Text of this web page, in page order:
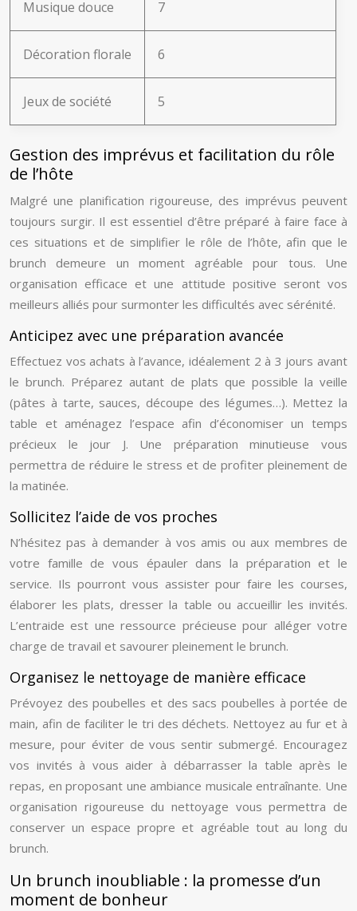
Musique douce 7
Décoration florale 6
Jeux de société 5
Gestion des imprévus et facilitation du rôle
de l’hôte
Malgré une planification rigoureuse, des imprévus peuvent
toujours surgir. Il est essentiel d’être préparé à faire face à
ces situations et de simplifier le rôle de l’hôte, afin que le
brunch demeure un moment agréable pour tous. Une
organisation efficace et une attitude positive seront vos
meilleurs alliés pour surmonter les difficultés avec sérénité.
Anticipez avec une préparation avancée
Effectuez vos achats à l’avance, idéalement 2 à 3 jours avant
le brunch. Préparez autant de plats que possible la veille
(pâtes à tarte, sauces, découpe des légumes…). Mettez la
table et aménagez l’espace afin d’économiser un temps
précieux le jour J. Une préparation minutieuse vous
permettra de réduire le stress et de profiter pleinement de
la matinée.
Sollicitez l’aide de vos proches
N’hésitez pas à demander à vos amis ou aux membres de
votre famille de vous épauler dans la préparation et le
service. Ils pourront vous assister pour faire les courses,
élaborer les plats, dresser la table ou accueillir les invités.
L’entraide est une ressource précieuse pour alléger votre
charge de travail et savourer pleinement le brunch.
Organisez le nettoyage de manière efficace
Prévoyez des poubelles et des sacs poubelles à portée de
main, afin de faciliter le tri des déchets. Nettoyez au fur et à
mesure, pour éviter de vous sentir submergé. Encouragez
vos invités à vous aider à débarrasser la table après le
repas, en proposant une ambiance musicale entraînante. Une
organisation rigoureuse du nettoyage vous permettra de
conserver un espace propre et agréable tout au long du
brunch.
Un brunch inoubliable : la promesse d’un
moment de bonheur